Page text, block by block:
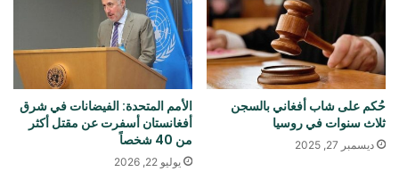
حُكم على شاب أفغاني بالسجن
ثلاث سنوات في روسيا
ديسمبر 27, 2025
الأمم المتحدة: الفيضانات في شرق
أفغانستان أسفرت عن مقتل أكثر
من 40 شخصاً
يوليو 22, 2026